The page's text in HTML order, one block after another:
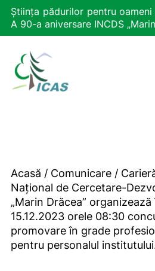
Știința pădurilor pentru
A 90-a aniversare INCDS
Acasă / Comunicare /
Național de Cercetare-
„Marin Drăcea”
15.12.2023 orele 08:30
promovare în grade
pentru personalul